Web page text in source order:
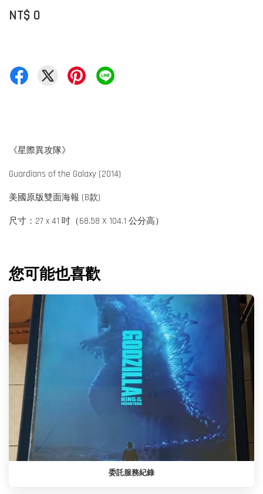
NT$ 0
《星際異攻隊》
Guardians of the Galaxy (2014)
美國原版雙面海報 (B款)
尺寸：27 x 41 吋（68.58 X 104.1 公分高）
您可能也喜歡
委託服務紀錄